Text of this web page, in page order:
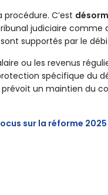
C’est
judiciaire comme
supportés par le
ou les revenus
spécifique du
un maintien du
sur la réforme